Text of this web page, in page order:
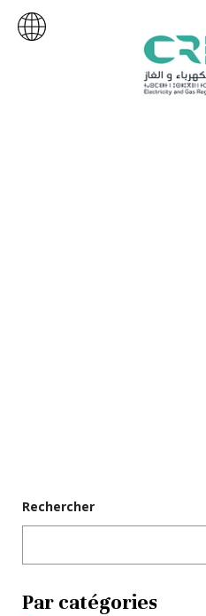
Rechercher
Par catégories